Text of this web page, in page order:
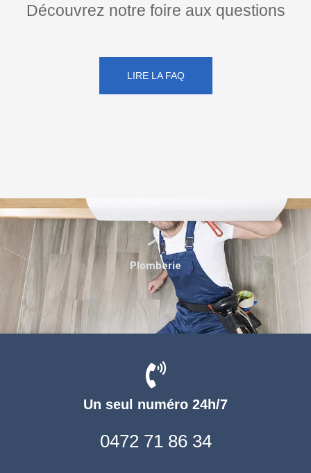
Découvrez notre foire aux questions
LIRE LA FAQ
Un seul numéro 24h/7
0472 71 86 34
Plomberie